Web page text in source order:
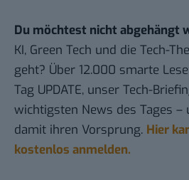
Du möchtest nicht abgehängt
KI, Green Tech und die Tech-
geht? Über 12.000 smarte
Tag UPDATE, unser Tech-
wichtigsten News des Tages –
damit ihren Vorsprung. Hier
kostenlos anmelden.